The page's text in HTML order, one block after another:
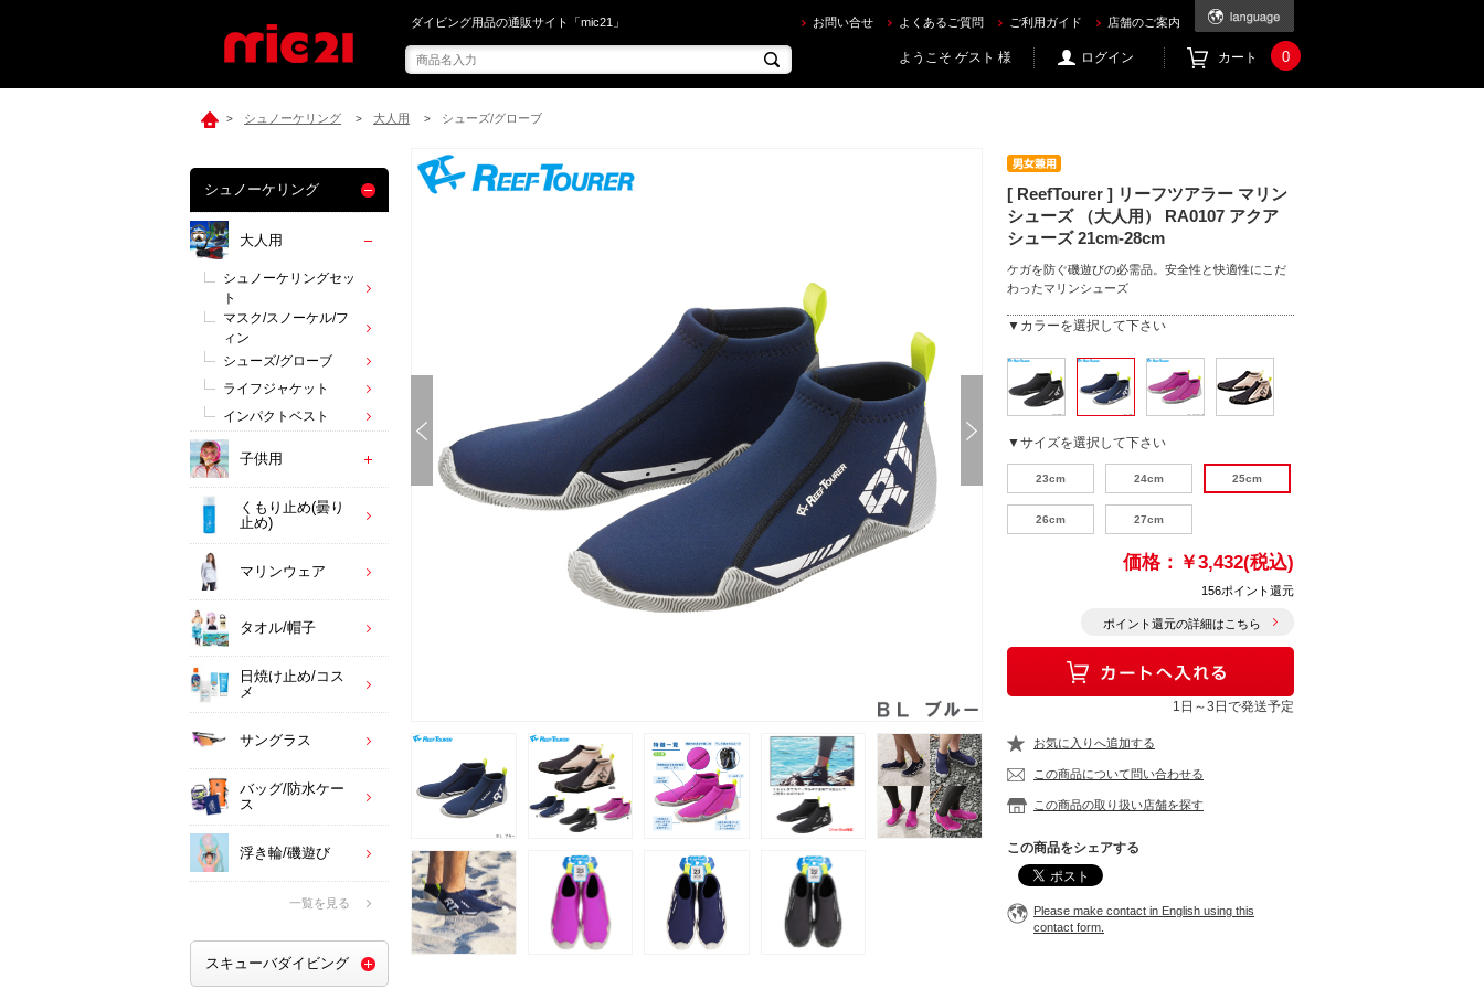
mic21で[ ReefTourer ] リーフツアラー マリンシューズ （大人用） RA0107 アクアシューズ 21cm-28cm を買うならec.mic21.com
ダイビング用品の通販サイト「mic21」 お問い合せ よくあるご質問 ご利用ガイド 店舗のご案内
ようこそ ゲスト 様 ログイン カート 0
> シュノーケリング > 大人用 > シューズ/グローブ
[ ReefTourer ] リーフツアラー マリン
シューズ （大人用） RA0107 アクア
シューズ 21cm-28cm
ケガを防ぐ磯遊びの必需品。安全性と快適性にこだ
わったマリンシューズ
▼カラーを選択して下さい
▼サイズを選択して下さい
23cm 24cm 25cm
26cm 27cm
価格： ￥3,432(税込)
156ポイント還元
ポイント還元の詳細はこちら
1日～3日で発送予定
お気に入りへ追加する
この商品について問い合わせる
この商品の取り扱い店舗を探す
この商品をシェアする
Please make contact in English using this
contact form.
シュノーケリング
大人用
シュノーケリングセッ
ト
マスク/スノーケル/フ
ィン
シューズ/グローブ
ライフジャケット
インパクトベスト
子供用
くもり止め(曇り
止め)
マリンウェア
タオル/帽子
日焼け止め/コス
メ
サングラス
バッグ/防水ケー
ス
浮き輪/磯遊び
一覧を見る
スキューバダイビング